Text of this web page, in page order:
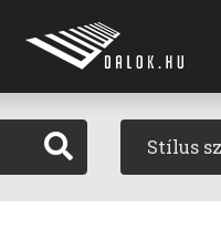
Stílus